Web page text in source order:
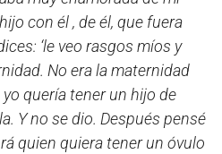
con él , de él, que fuera
‘le veo rasgos míos y
No era la maternidad
quería tener un hijo de
Y no se dio. Después pensé
quien quiera tener un óvulo